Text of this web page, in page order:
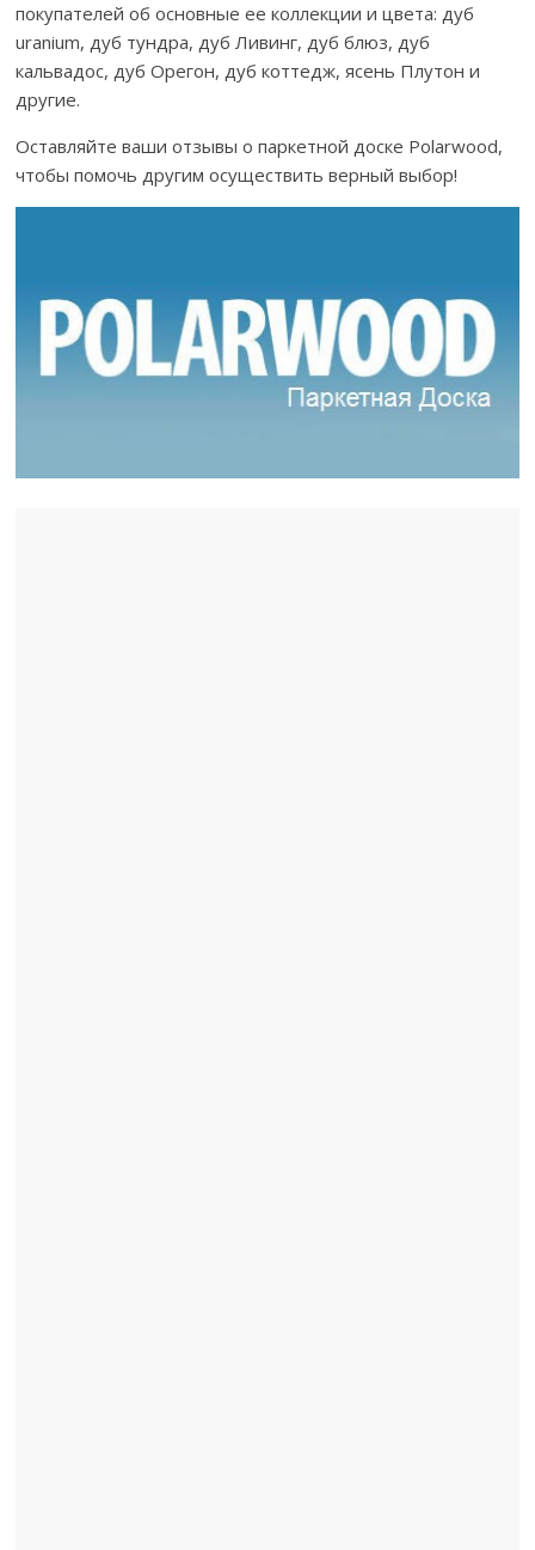
покупателей об основные ее коллекции и цвета: дуб
uranium, дуб тундра, дуб Ливинг, дуб блюз, дуб
кальвадос, дуб Орегон, дуб коттедж, ясень Плутон и
другие.
Оставляйте ваши отзывы о паркетной доске Polarwood,
чтобы помочь другим осуществить верный выбор!